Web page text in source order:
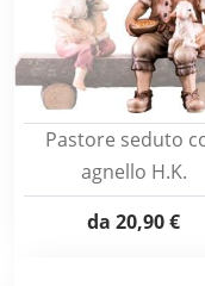
Pastore seduto
agnello H.K.
da 20,90 €